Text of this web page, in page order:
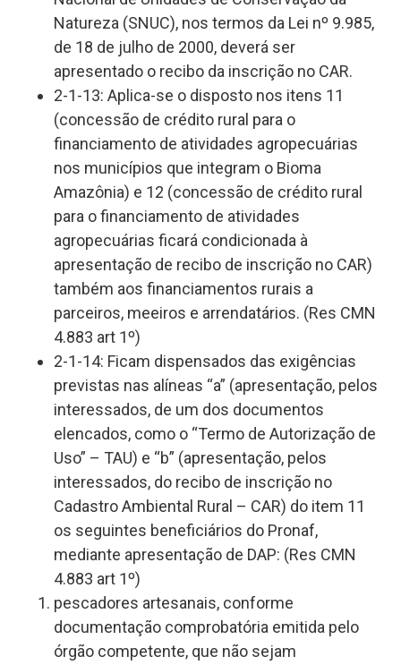
Natureza (SNUC), nos termos da Lei nº 9.985,
de 18 de julho de 2000, deverá ser
apresentado o recibo da inscrição no CAR.
2-1-13: Aplica-se o disposto nos itens 11
(concessão de crédito rural para o
financiamento de atividades agropecuárias
nos municípios que integram o Bioma
Amazônia) e 12 (concessão de crédito rural
para o financiamento de atividades
agropecuárias ficará condicionada à
apresentação de recibo de inscrição no CAR)
também aos financiamentos rurais a
parceiros, meeiros e arrendatários. (Res CMN
4.883 art 1º)
2-1-14: Ficam dispensados das exigências
previstas nas alíneas “a” (apresentação, pelos
interessados, de um dos documentos
elencados, como o “Termo de Autorização de
Uso” – TAU) e “b” (apresentação, pelos
interessados, do recibo de inscrição no
Cadastro Ambiental Rural – CAR) do item 11
os seguintes beneficiários do Pronaf,
mediante apresentação de DAP: (Res CMN
4.883 art 1º)
pescadores artesanais, conforme
documentação comprobatória emitida pelo
órgão competente, que não sejam